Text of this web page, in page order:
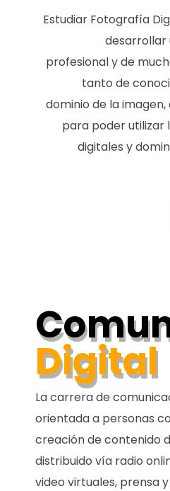
Estudiar Fotografía
desarrollar
profesional y de
tanto de
dominio de la
para poder utilizar
digitales y
Digital
La carrera de
orientada a personas
creación de contenido
distribuido vía radio
video virtuales, prensa